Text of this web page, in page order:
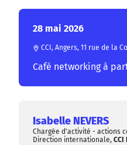
28 mai 2026
CCI, Angers, 11 rue de la
Café networking à
Isabelle NEVERS
Chargée d'activité - actions
Direction internationale, CCI